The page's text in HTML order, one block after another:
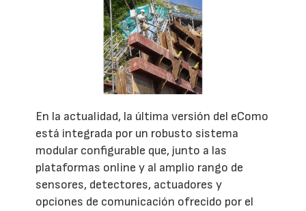
En la actualidad, la última versión del eComo
está integrada por un robusto sistema
modular configurable que, junto a las
plataformas online y al amplio rango de
sensores, detectores, actuadores y
opciones de comunicación ofrecido por el